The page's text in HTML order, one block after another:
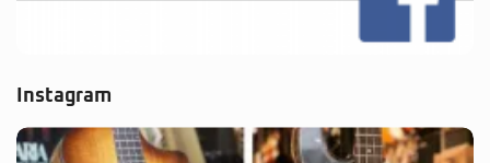
Instagram